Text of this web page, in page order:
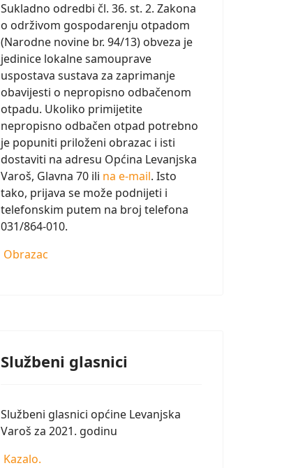
Sukladno odredbi čl. 36. st. 2. Zakona
o održivom gospodarenju otpadom
(Narodne novine br. 94/13) obveza je
jedinice lokalne samouprave
uspostava sustava za zaprimanje
obavijesti o nepropisno odbačenom
otpadu. Ukoliko primijetite
nepropisno odbačen otpad potrebno
je popuniti priloženi obrazac i isti
dostaviti na adresu Općina Levanjska
Varoš, Glavna 70 ili na e-mail. Isto
tako, prijava se može podnijeti i
telefonskim putem na broj telefona
031/864-010.
Obrazac
Službeni glasnici
Službeni glasnici općine Levanjska
Varoš za 2021. godinu
Kazalo.